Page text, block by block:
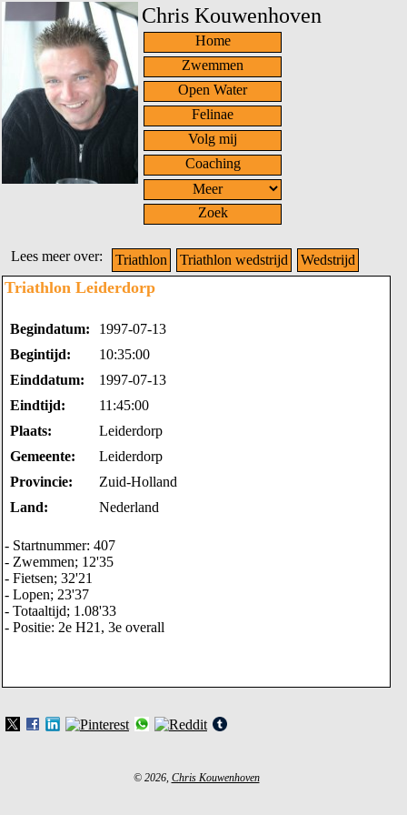
Chris Kouwenhoven
Home
Zwemmen
Open Water
Felinae
Volg mij
Coaching
Zoek
Lees meer over: Triathlon Triathlon wedstrijd Wedstrijd
Triathlon Leiderdorp
Begindatum:
1997-07-13
Begintijd:
10:35:00
Einddatum:
1997-07-13
Eindtijd:
11:45:00
Plaats:
Leiderdorp
Gemeente:
Leiderdorp
Provincie:
Zuid-Holland
Land:
Nederland
- Startnummer: 407
- Zwemmen; 12'35
- Fietsen; 32'21
- Lopen; 23'37
- Totaaltijd; 1.08'33
- Positie: 2e H21, 3e overall
© 2026, Chris Kouwenhoven